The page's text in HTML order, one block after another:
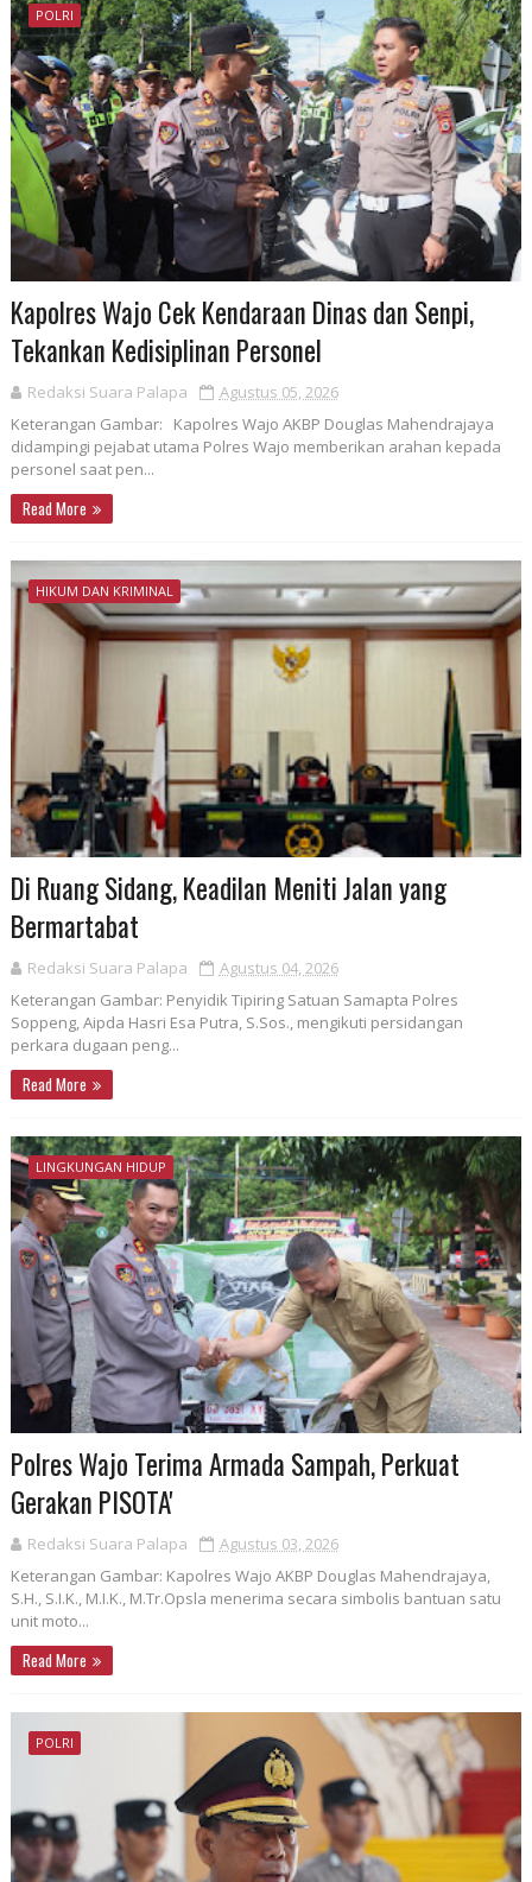
POLRI
Kapolres Wajo Cek Kendaraan Dinas dan Senpi,
Tekankan Kedisiplinan Personel
Redaksi Suara Palapa
Agustus 05, 2026
Keterangan Gambar: Kapolres Wajo AKBP Douglas Mahendrajaya
didampingi pejabat utama Polres Wajo memberikan arahan kepada
personel saat pen...
Read More
HIKUM DAN KRIMINAL
Di Ruang Sidang, Keadilan Meniti Jalan yang
Bermartabat
Redaksi Suara Palapa
Agustus 04, 2026
Keterangan Gambar: Penyidik Tipiring Satuan Samapta Polres
Soppeng, Aipda Hasri Esa Putra, S.Sos., mengikuti persidangan
perkara dugaan peng...
Read More
LINGKUNGAN HIDUP
Polres Wajo Terima Armada Sampah, Perkuat
Gerakan PISOTA'
Redaksi Suara Palapa
Agustus 03, 2026
Keterangan Gambar: Kapolres Wajo AKBP Douglas Mahendrajaya,
S.H., S.I.K., M.I.K., M.Tr.Opsla menerima secara simbolis bantuan satu
unit moto...
Read More
POLRI